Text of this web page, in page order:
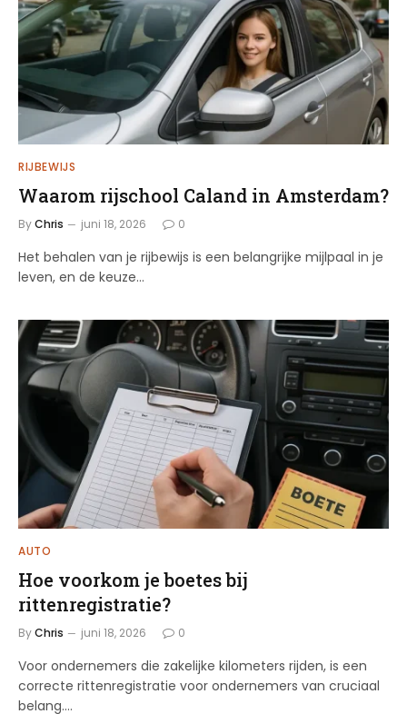
RIJBEWIJS
Waarom rijschool Caland in Amsterdam?
ByChris juni 18, 2026 0
Het behalen van je rijbewijs is een belangrijke mijlpaal in je
leven, en de keuze…
AUTO
Hoe voorkom je boetes bij
rittenregistratie?
ByChris juni 18, 2026 0
Voor ondernemers die zakelijke kilometers rijden, is een
correcte rittenregistratie voor ondernemers van cruciaal
belang.…